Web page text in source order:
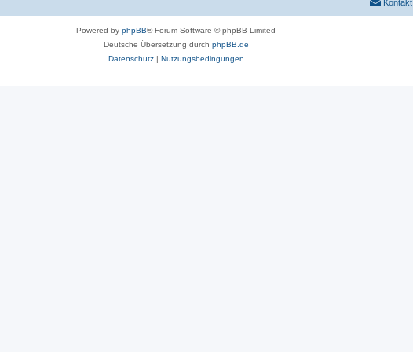
Kontakt
Powered by phpBB® Forum Software © phpBB Limited
Deutsche Übersetzung durch phpBB.de
Datenschutz| Nutzungsbedingungen